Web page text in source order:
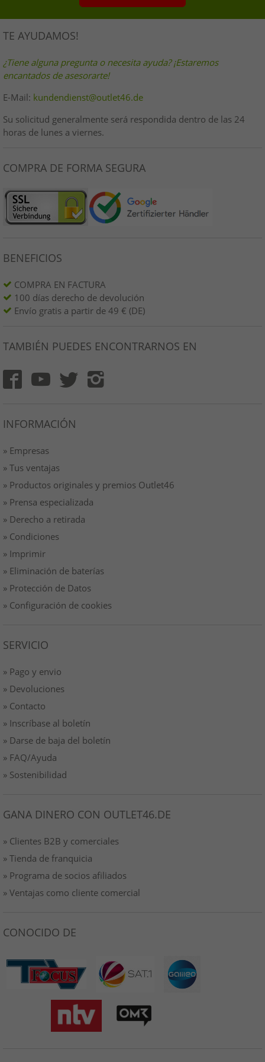
TE AYUDAMOS!
¿Tiene alguna pregunta o necesita ayuda? ¡Estaremos
encantados de asesorarte!
E-Mail: kundendienst@outlet46.de
Su solicitud generalmente será respondida dentro de las 24
horas de lunes a viernes.
COMPRA DE FORMA SEGURA
BENEFICIOS
COMPRA EN FACTURA
100 días derecho de devolución
Envío gratis a partir de 49 € (DE)
TAMBIÉN PUEDES ENCONTRARNOS EN
INFORMACIÓN
» Empresas
» Tus ventajas
» Productos originales y premios Outlet46
» Prensa especializada
» Derecho a retirada
» Condiciones
» Imprimir
» Eliminación de baterías
» Protección de Datos
» Configuración de cookies
SERVICIO
» Pago y envio
» Devoluciones
» Contacto
» Inscríbase al boletín
» Darse de baja del boletín
» FAQ/Ayuda
» Sostenibilidad
GANA DINERO CON OUTLET46.DE
» Clientes B2B y comerciales
» Tienda de franquicia
» Programa de socios afiliados
» Ventajas como cliente comercial
CONOCIDO DE